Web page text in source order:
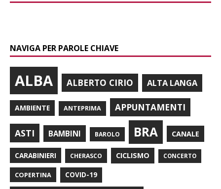
NAVIGA PER PAROLE CHIAVE
ALBA ALBERTO CIRIO ALTA LANGA
AMBIENTE ANTEPRIMA APPUNTAMENTI
ASTI BAMBINI BAROLO BRA CANALE
CARABINIERI CHERASCO CICLISMO CONCERTO
COPERTINA COVID-19